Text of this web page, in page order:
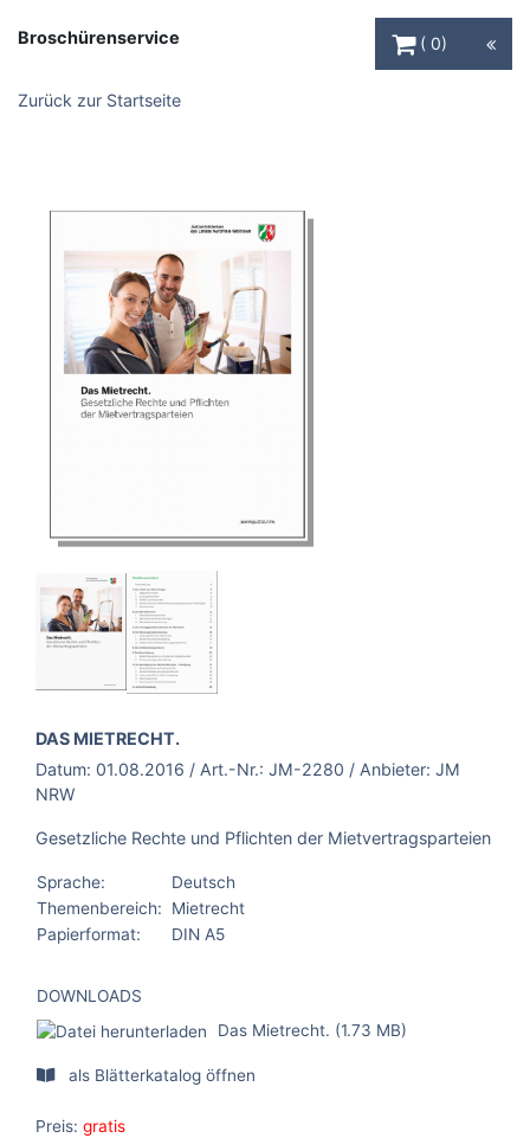
Broschürenservice
0
Zurück zur Startseite
BROSCHÜRE:
DAS MIETRECHT.
Datum: 01.08.2016 / Art.-Nr.: JM-2280 / Anbieter: JM
NRW
Gesetzliche Rechte und Pflichten der Mietvertragsparteien
Sprache:
Deutsch
Themenbereich:
Mietrecht
Papierformat:
DIN A5
DOWNLOADS
Das Mietrecht. (1.73 MB)
als Blätterkatalog öffnen
Preis: gratis